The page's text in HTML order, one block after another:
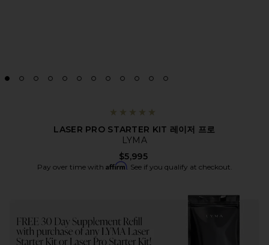
LASER PRO STARTER KIT 레이저 프로
LYMA
$5,995
Pay over time with Affirm. See if you qualify at checkout.